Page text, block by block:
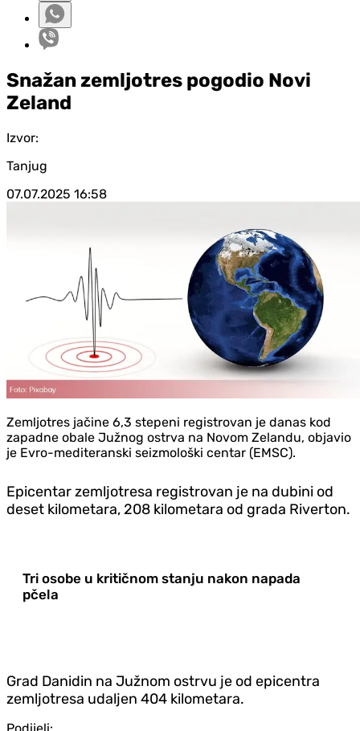
Snažan zemljotres pogodio Novi
Zeland
Izvor:
Tanjug
07.07.2025 16:58
Zemljotres jačine 6,3 stepeni registrovan je danas kod
zapadne obale Južnog ostrva na Novom Zelandu, objavio
je Evro-mediteranski seizmološki centar (EMSC).
Epicentar zemljotresa registrovan je na dubini od
deset kilometara, 208 kilometara od grada Riverton.
Tri osobe u kritičnom stanju nakon napada
pčela
Grad Danidin na Južnom ostrvu je od epicentra
zemljotresa udaljen 404 kilometara.
Podijeli: